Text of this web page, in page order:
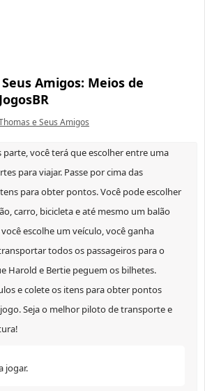
Amigos: Meios de
e Seus Amigos
parte, você terá que escolher entre uma
para viajar. Passe por cima das
para obter pontos. Você pode escolher
carro, bicicleta e até mesmo um balão
escolhe um veículo, você ganha
todos os passageiros para o
Harold e Bertie peguem os bilhetes.
e colete os itens para obter pontos
Seja o melhor piloto de transporte e
jogar.